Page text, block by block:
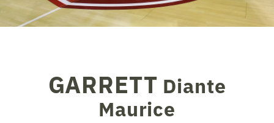
GARRETT Diante
Maurice